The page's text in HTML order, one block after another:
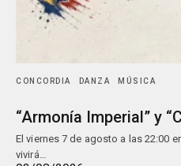
CONCORDIA DANZA MÚSICA
“Armonía Imperial” y
El viernes 7 de agosto a las 22:00
vivirá…